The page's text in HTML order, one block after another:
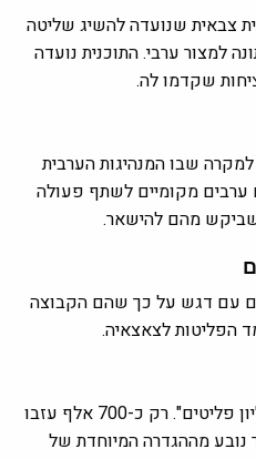
צבאית שנועדה להשיג שליטה
למצור ערבי. התוכנית נועדה
שקדמו לה.
שבו המנהיגות הערבית
מקומיים לשתף פעולה
מהם להישאר.
עם דגש על כך שהם הקבוצה
הפליטות לצאצאיה.
הסרטון מפריך את המספר "6 מיליון פליטים". רק כ-700 אלף עזבו
מההגדרה המיוחדת של